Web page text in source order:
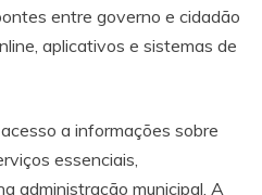
entre governo e cidadão
aplicativos e sistemas de
a informações sobre
essenciais,
administração municipal. A